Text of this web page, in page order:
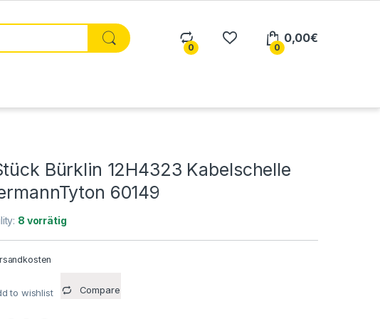
0 0
0,00€
Bürklin 12H4323 Kabelschelle
60149
8 vorrätig
to wishlist Compare